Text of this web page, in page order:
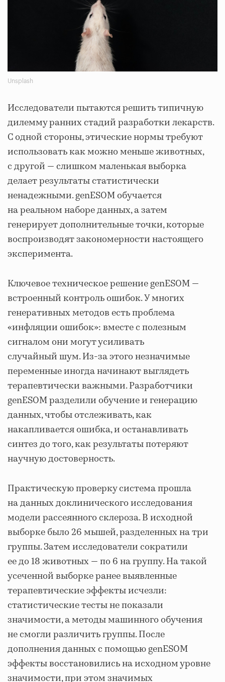
Unsplash
Исследователи пытаются решить типичную
дилемму ранних стадий разработки лекарств.
С одной стороны, этические нормы требуют
использовать как можно меньше животных,
с другой — слишком маленькая выборка
делает результаты статистически
ненадежными. genESOM обучается
на реальном наборе данных, а затем
генерирует дополнительные точки, которые
воспроизводят закономерности настоящего
эксперимента.
Ключевое техническое решение genESOM —
встроенный контроль ошибок. У многих
генеративных методов есть проблема
«инфляции ошибок»: вместе с полезным
сигналом они могут усиливать
случайный шум. Из-за этого незначимые
переменные иногда начинают выглядеть
терапевтически важными. Разработчики
genESOM разделили обучение и генерацию
данных, чтобы отслеживать, как
накапливается ошибка, и останавливать
синтез до того, как результаты потеряют
научную достоверность.
Практическую проверку система прошла
на данных доклинического исследования
модели рассеянного склероза. В исходной
выборке было 26 мышей, разделенных на три
группы. Затем исследователи сократили
ее до 18 животных — по 6 на группу. На такой
усеченной выборке ранее выявленные
терапевтические эффекты исчезли:
статистические тесты не показали
значимости, а методы машинного обучения
не смогли различить группы. После
дополнения данных с помощью genESOM
эффекты восстановились на исходном уровне
значимости, при этом значимых